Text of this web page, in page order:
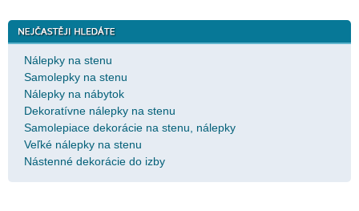
Nálepky na stenu
Samolepky na stenu
Nálepky na nábytok
Dekoratívne nálepky na stenu
Samolepiace dekorácie na stenu, nálepky
Veľké nálepky na stenu
Nástenné dekorácie do izby